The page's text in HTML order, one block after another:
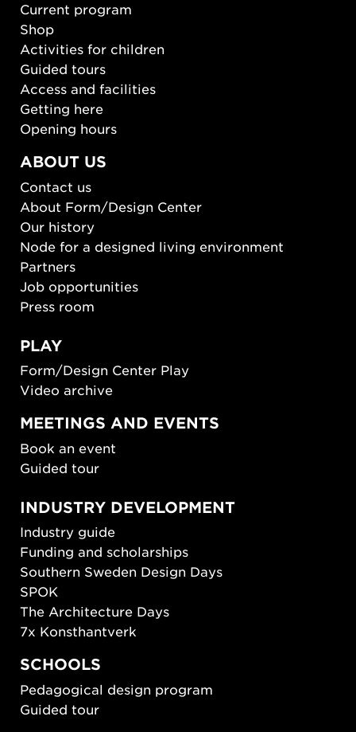
Current program
Shop
Activities for children
Guided tours
Access and facilities
Getting here
Opening hours
ABOUT US
Contact us
About Form/Design Center
Our history
Node for a designed living environment
Partners
Job opportunities
Press room
PLAY
Form/Design Center Play
Video archive
MEETINGS AND EVENTS
Book an event
Guided tour
INDUSTRY DEVELOPMENT
Industry guide
Funding and scholarships
Southern Sweden Design Days
SPOK
The Architecture Days
7x Konsthantverk
SCHOOLS
Pedagogical design program
Guided tour